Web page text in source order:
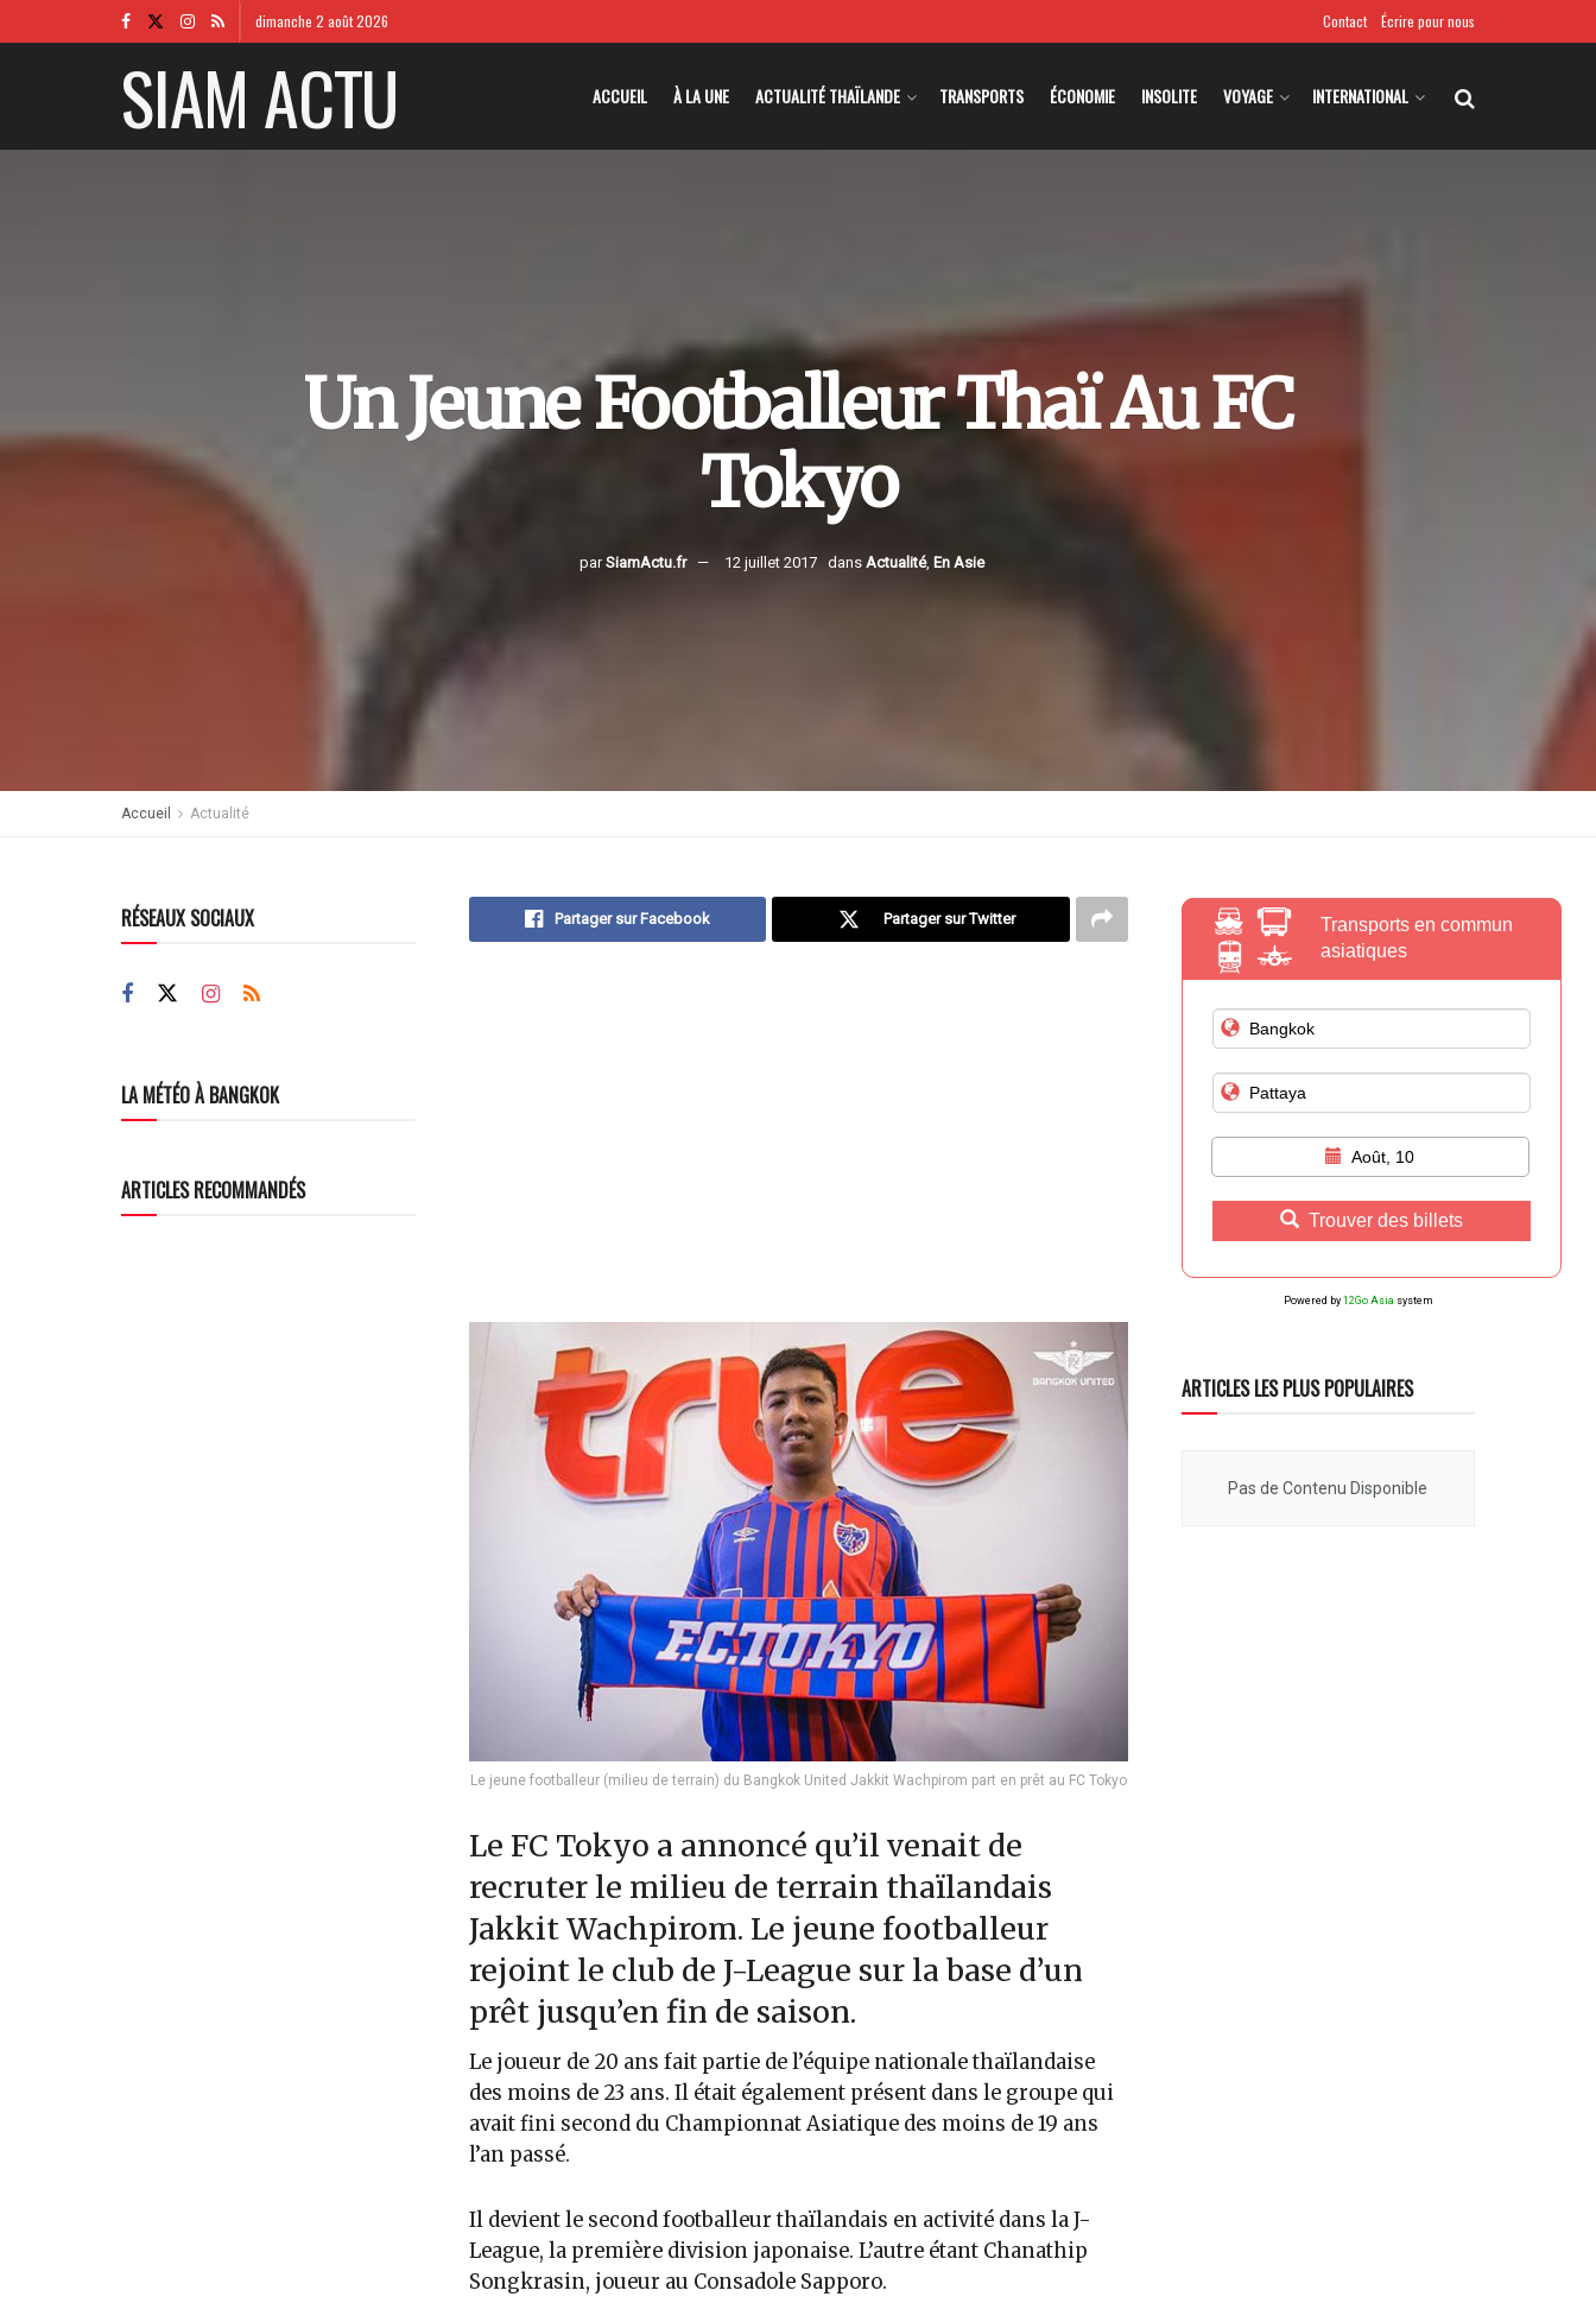
dimanche 2 août 2026 Contact Écrire pour nous
SIAM ACTU ACCUEIL À LA UNE ACTUALITÉ THAÏLANDE TRANSPORTS ÉCONOMIE INSOLITE VOYAGE INTERNATIONAL
Un Jeune Footballeur Thaï Au FC
Tokyo
par SiamActu.fr 12 juillet 2017 dans Actualité, En Asie
Accueil Actualité
Partager sur Facebook Partager sur Twitter
Le jeune footballeur (milieu de terrain) du Bangkok United Jakkit Wachpirom part en prêt au FC Tokyo
Le FC Tokyo a annoncé qu’il venait de
recruter le milieu de terrain thaïlandais
Jakkit Wachpirom. Le jeune footballeur
rejoint le club de J-League sur la base d’un
prêt jusqu’en fin de saison.
Le joueur de 20 ans fait partie de l’équipe nationale thaïlandaise
des moins de 23 ans. Il était également présent dans le groupe qui
avait fini second du Championnat Asiatique des moins de 19 ans
l’an passé.
Il devient le second footballeur thaïlandais en activité dans la J-
League, la première division japonaise. L’autre étant Chanathip
Songkrasin, joueur au Consadole Sapporo.
RÉSEAUX SOCIAUX
LA MÉTÉO À BANGKOK
ARTICLES RECOMMANDÉS
Transports en commun
asiatiques
Août, 10
Trouver des billets
Powered by 12Go Asia system
ARTICLES LES PLUS POPULAIRES
Pas de Contenu Disponible